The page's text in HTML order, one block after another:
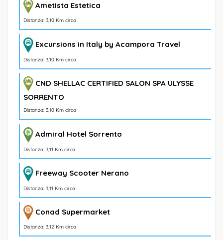
Ametista Estetica
Distanza: 3,10 Km circa
Excursions in Italy by Acampora Travel
Distanza: 3,10 Km circa
CND SHELLAC CERTIFIED SALON SPA ULYSSE
SORRENTO
Distanza: 3,10 Km circa
Admiral Hotel Sorrento
Distanza: 3,11 Km circa
Freeway Scooter Nerano
Distanza: 3,11 Km circa
Conad Supermarket
Distanza: 3,12 Km circa